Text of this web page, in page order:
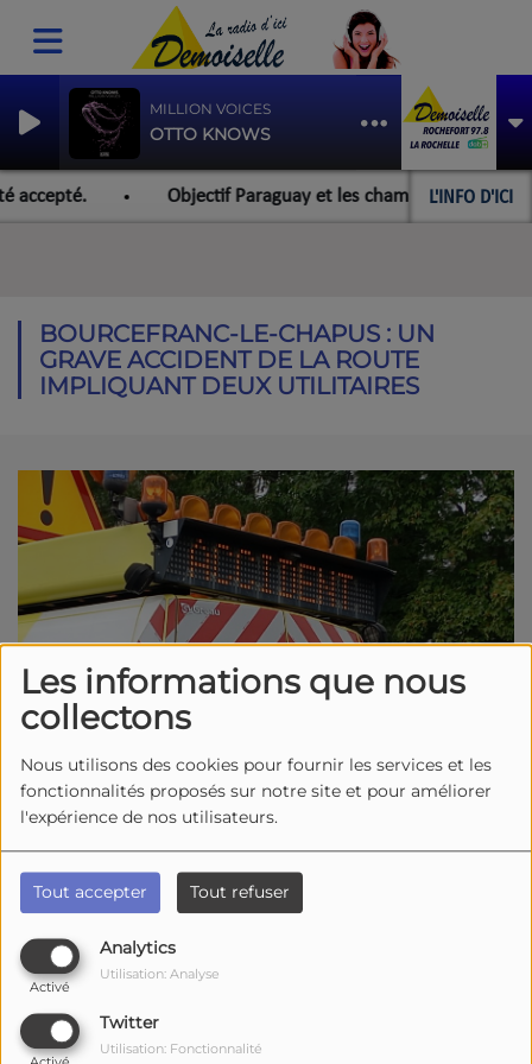
Les informations que nous
collectons
Nous utilisons des cookies pour fournir les services et les
fonctionnalités proposés sur notre site et pour améliorer
l'expérience de nos utilisateurs.
Tout accepter Tout refuser
Analytics
Activé
Utilisation: Analyse
Twitter
Utilisation: Fonctionnalité
MILLION VOICES
OTTO KNOWS
L'INFO D'ICI
Objectif Paraguay et les championnats du
BOURCEFRANC-LE-CHAPUS : UN
GRAVE ACCIDENT DE LA ROUTE
IMPLIQUANT DEUX UTILITAIRES
02 juin 2026 - 4542 vues
Un grave accident de la route à Bourcefranc le chapus,
il s’est produit ce mardi 2 juin en fin d’après-midi, vers
17h, route de la pointe.
Un accident impliquant deux véhicules utilitaires, et